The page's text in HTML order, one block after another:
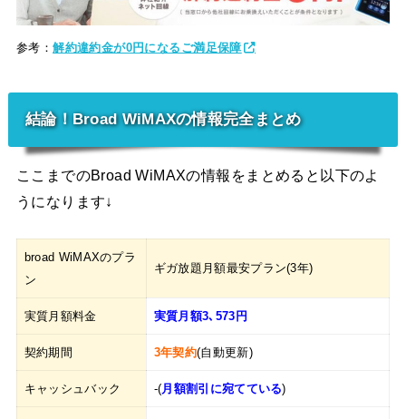
参考：解約違約金が0円になるご満足保障
結論！Broad WiMAXの情報完全まとめ
ここまでのBroad WiMAXの情報をまとめると以下のよ
うになります↓
broad WiMAXのプラ
ン
ギガ放題月額最安プラン(3年)
実質月額料金 実質月額3､573円
契約期間 3年契約(自動更新)
キャッシュバック -(月額割引に宛てている)